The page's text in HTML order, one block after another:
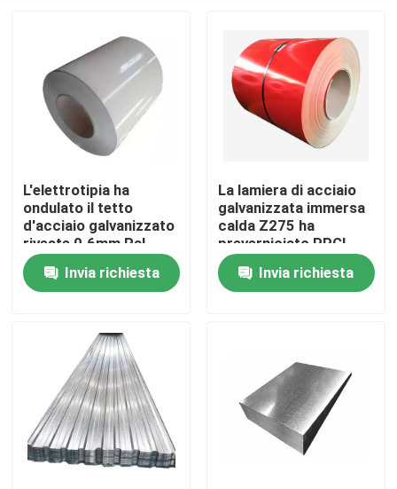
Casa
Circa noi
Giro della fabbrica
L'elettrotipia ha
ondulato il tetto
d'acciaio galvanizzato
riveste 0.6mm Ral
9012 Ppgi bianco Jis
G3302Invia richiesta
La lamiera di acciaio
galvanizzata immersa
calda Z275 ha
preverniciato PPGI
Az150 rosso
Invia richiesta